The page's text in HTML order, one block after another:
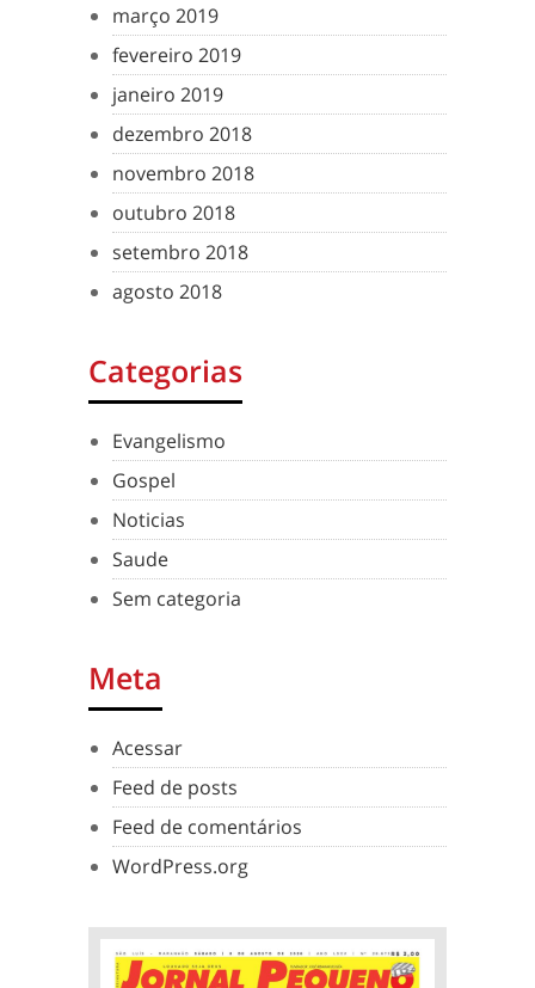
março 2019
fevereiro 2019
janeiro 2019
dezembro 2018
novembro 2018
outubro 2018
setembro 2018
agosto 2018
Categorias
Evangelismo
Gospel
Noticias
Saude
Sem categoria
Meta
Acessar
Feed de posts
Feed de comentários
WordPress.org